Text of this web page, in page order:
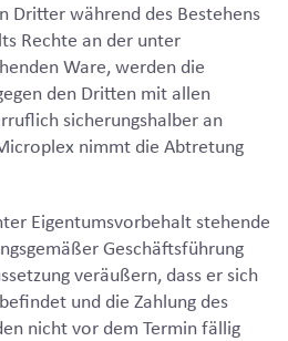
Dritter während des Bestehens
Rechte an der unter
Ware, werden die
den Dritten mit allen
sicherungshalber an
nimmt die Abtretung
Eigentumsvorbehalt stehende
Geschäftsführung
veräußern, dass er sich
und die Zahlung des
nicht vor dem Termin fällig